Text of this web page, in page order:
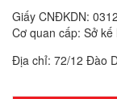
Giấy CNĐKDN:
Cơ quan cấp: Sở
Địa chỉ: 72/12 Đào